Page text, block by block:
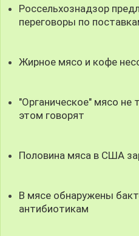
Россельхознадзор
переговоры по
Жирное мясо и кофе
"Органическое" мясо не
этом говорят
Половина мяса в США
В мясе обнаружены
антибиотикам